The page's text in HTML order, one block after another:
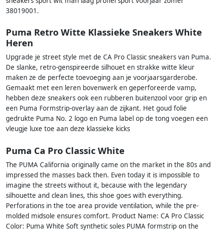
38019001.
Puma Retro Witte Klassieke Sneakers White
Heren
Upgrade je street style met de CA Pro Classic sneakers van Puma.
De slanke, retro-genspireerde silhouet en strakke witte kleur
maken ze de perfecte toevoeging aan je voorjaarsgarderobe.
Gemaakt met een leren bovenwerk en geperforeerde vamp,
hebben deze sneakers ook een rubberen buitenzool voor grip en
een Puma Formstrip-overlay aan de zijkant. Het goud folie
gedrukte Puma No. 2 logo en Puma label op de tong voegen een
vleugje luxe toe aan deze klassieke kicks
Puma Ca Pro Classic White
The PUMA California originally came on the market in the 80s and
impressed the masses back then. Even today it is impossible to
imagine the streets without it, because with the legendary
silhouette and clean lines, this shoe goes with everything.
Perforations in the toe area provide ventilation, while the pre-
molded midsole ensures comfort. Product Name: CA Pro Classic
Color: Puma White Soft synthetic soles PUMA formstrip on the